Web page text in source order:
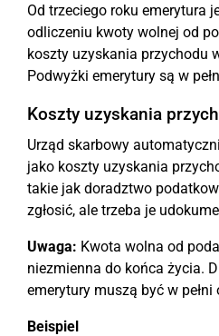
Od trzeciego roku emerytura
odliczeniu kwoty wolnej od
koszty uzyskania przychodu
Podwyżki emerytury są w
Koszty uzyskania
Urząd skarbowy
jako koszty uzyskania
takie jak doradztwo
zgłosić, ale trzeba je
Uwaga: Kwota wolna od
niezmienna do końca życia.
emerytury muszą być w
Beispiel